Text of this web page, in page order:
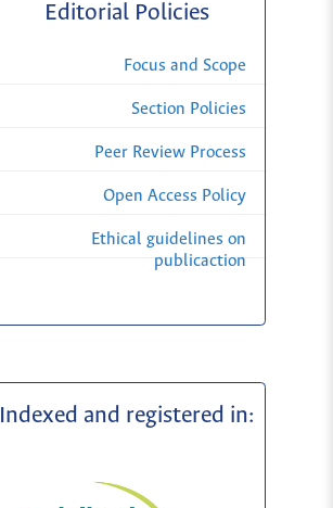
Editorial Policies
Focus and Scope
Section Policies
Peer Review Process
Open Access Policy
Ethical guidelines on
publicaction
Indexed and registered in: